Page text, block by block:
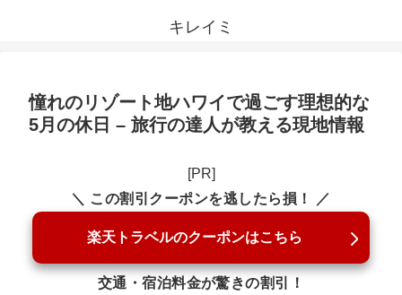
キレイミ
憧れのリゾート地ハワイで過ごす理想的な
5月の休日 – 旅行の達人が教える現地情報
[PR]
＼ この割引クーポンを逃したら損！ ／
楽天トラベルのクーポンはこちら
交通・宿泊料金が驚きの割引！